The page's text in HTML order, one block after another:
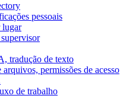
pessoais
lugar
tradução de texto
permissões de acesso
de trabalho